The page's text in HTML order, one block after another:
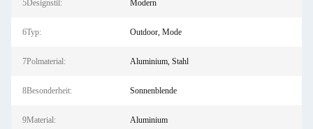
5Designstil: Modern
6Typ: Outdoor, Mode
7Polmaterial: Aluminium, Stahl
8Besonderheit: Sonnenblende
9Material: Aluminium